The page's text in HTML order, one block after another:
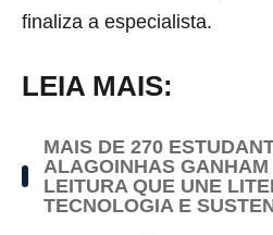
finaliza a especialista.
LEIA MAIS:
MAIS DE 270
ALAGOINHAS GANHAM
LEITURA QUE UNE
TECNOLOGIA E